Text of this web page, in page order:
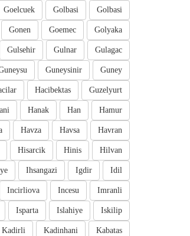
Golbasi
Golbasi
Goelcuek
Golyaka
Goemec
Gonen
Gulagac
Gulnar
Gulsehir
Guney
Guneysinir
Guzelyurt
Hacibektas
Hamur
Han
Hanak
Havran
Havsa
Havza
Hilvan
Hinis
Hisarcik
Idil
Igdir
Ihsangazi
Imranli
Incesu
Incirliova
Iskilip
Islahiye
Isparta
Kabatas
Kadinhani
Kadirli